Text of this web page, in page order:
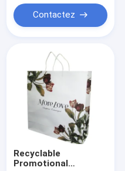
Own Logo
Contactez
Recyclable
Promotional